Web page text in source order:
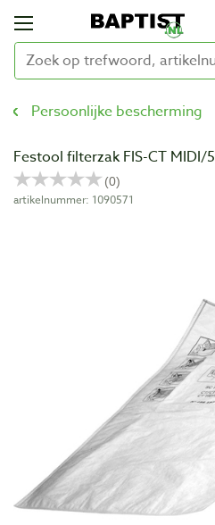
Persoonlijke bescherming
Festool filterzak FIS-CT MIDI/5
artikelnummer: 1090571